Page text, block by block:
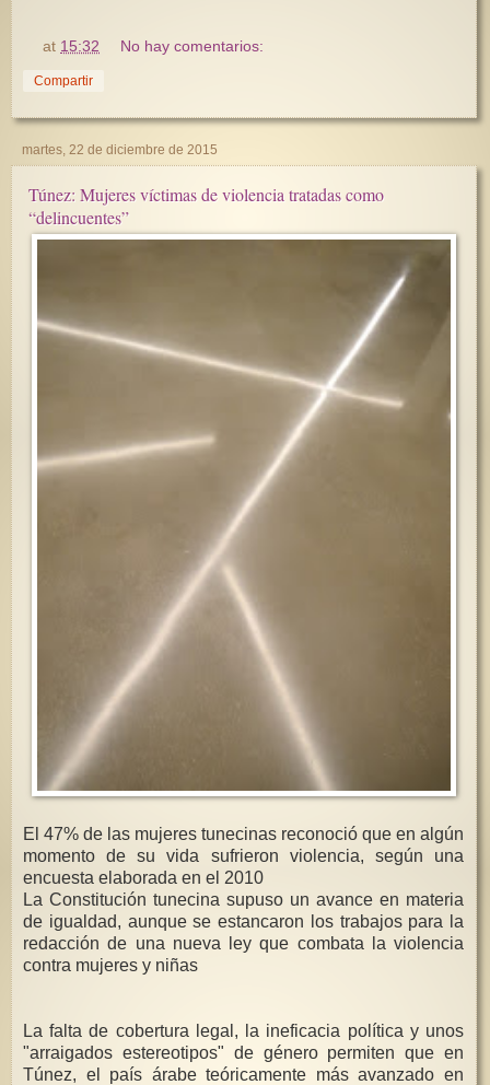
at 15:32 No hay comentarios:
Compartir
martes, 22 de diciembre de 2015
Túnez: Mujeres víctimas de violencia tratadas como
“delincuentes”
El 47% de las mujeres tunecinas reconoció que en algún
momento de su vida sufrieron violencia, según una
encuesta elaborada en el 2010
La Constitución tunecina supuso un avance en materia
de igualdad, aunque se estancaron los trabajos para la
redacción de una nueva ley que combata la violencia
contra mujeres y niñas
La falta de cobertura legal, la ineficacia política y unos
"arraigados estereotipos" de género permiten que en
Túnez, el país árabe teóricamente más avanzado en